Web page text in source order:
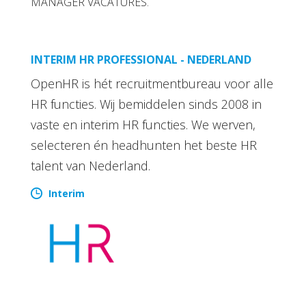
INTERIM HR PROFESSIONAL - NEDERLAND
OpenHR is hét recruitmentbureau voor alle
HR functies. Wij bemiddelen sinds 2008 in
vaste en interim HR functies. We werven,
selecteren én headhunten het beste HR
talent van Nederland.
Interim